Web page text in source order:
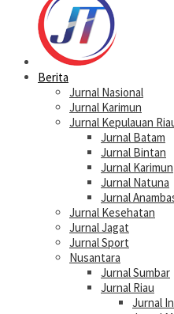
Berita
Jurnal Nasional
Jurnal Karimun
Jurnal Kepulauan
Jurnal Batam
Jurnal Bintan
Jurnal Karimun
Jurnal Natuna
Jurnal
Jurnal Kesehatan
Jurnal Jagat
Jurnal Sport
Nusantara
Jurnal Sumbar
Jurnal Riau
Jurnal